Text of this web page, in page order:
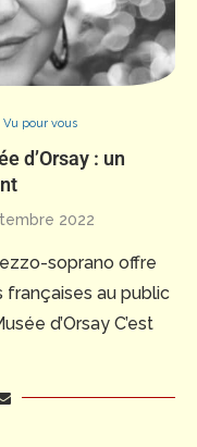
Vu pour vous
d’Orsay : un
2022
soprano offre
au public
d’Orsay C’est